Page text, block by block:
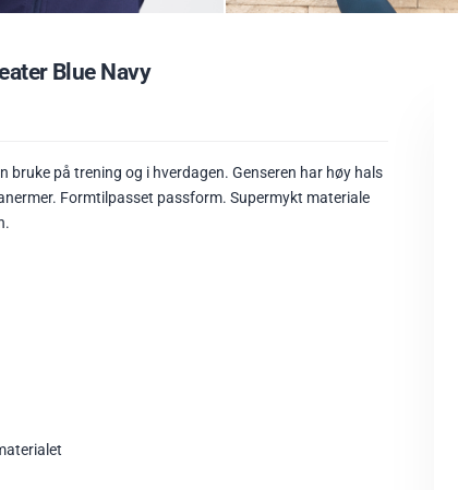
Blue Navy
bruke på trening og i hverdagen. Genseren har høy hals
Formtilpasset passform. Supermykt materiale